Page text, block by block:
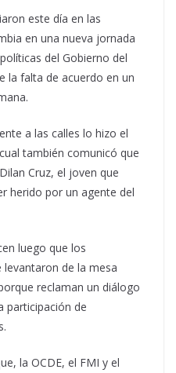
este día en las
en una nueva jornada
del Gobierno del
la falta de acuerdo en un
a las calles lo hizo el
también comunicó que
Cruz, el joven que
herido por un agente del
luego que los
de la mesa
reclaman un diálogo
participación de
la OCDE, el FMI y el